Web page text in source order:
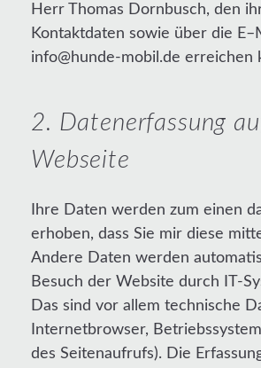
Herr Thomas Dornbusch, den
Kontaktdaten sowie über die
info@hunde-mobil.de erreichen
2. Datenerfassung
Webseite
Ihre Daten werden zum einen
erhoben, dass Sie mir diese
Andere Daten werden
Besuch der Website durch IT-
Das sind vor allem technische
Internetbrowser,
des Seitenaufrufs). Die